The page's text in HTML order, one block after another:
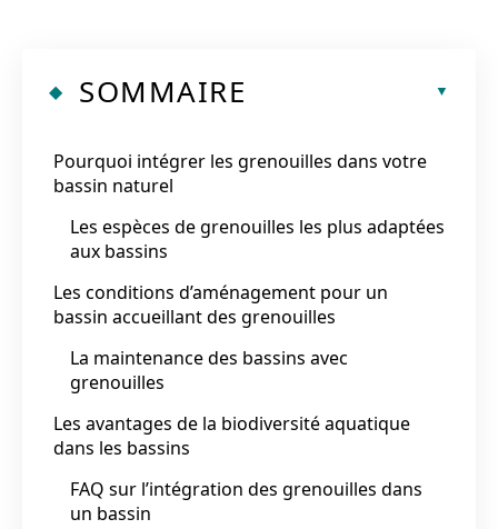
SOMMAIRE
Pourquoi intégrer les grenouilles dans votre
bassin naturel
Les espèces de grenouilles les plus adaptées
aux bassins
Les conditions d’aménagement pour un
bassin accueillant des grenouilles
La maintenance des bassins avec
grenouilles
Les avantages de la biodiversité aquatique
dans les bassins
FAQ sur l’intégration des grenouilles dans
un bassin